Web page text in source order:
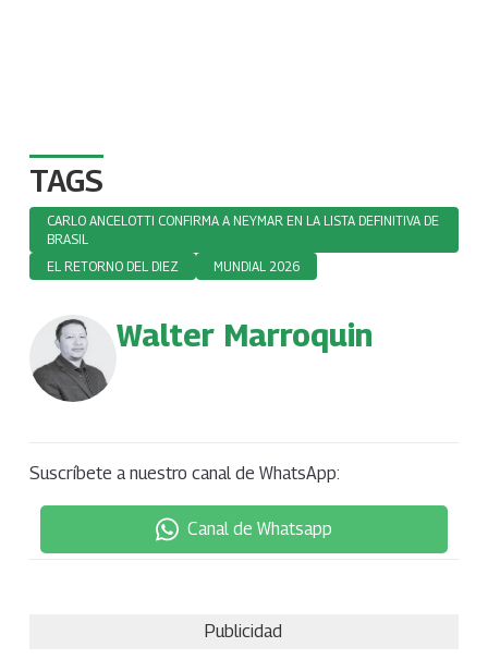
TAGS
CARLO ANCELOTTI CONFIRMA A NEYMAR EN LA LISTA DEFINITIVA DE
BRASIL
EL RETORNO DEL DIEZ
MUNDIAL 2026
Walter Marroquin
Suscríbete a nuestro canal de WhatsApp:
Canal de Whatsapp
Publicidad